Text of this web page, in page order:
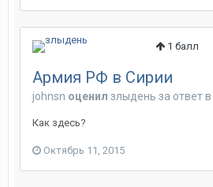
1 балл
Армия РФ в Сирии
johnsn оценил злыдень за ответ
Как здесь?
Октябрь 11, 2015